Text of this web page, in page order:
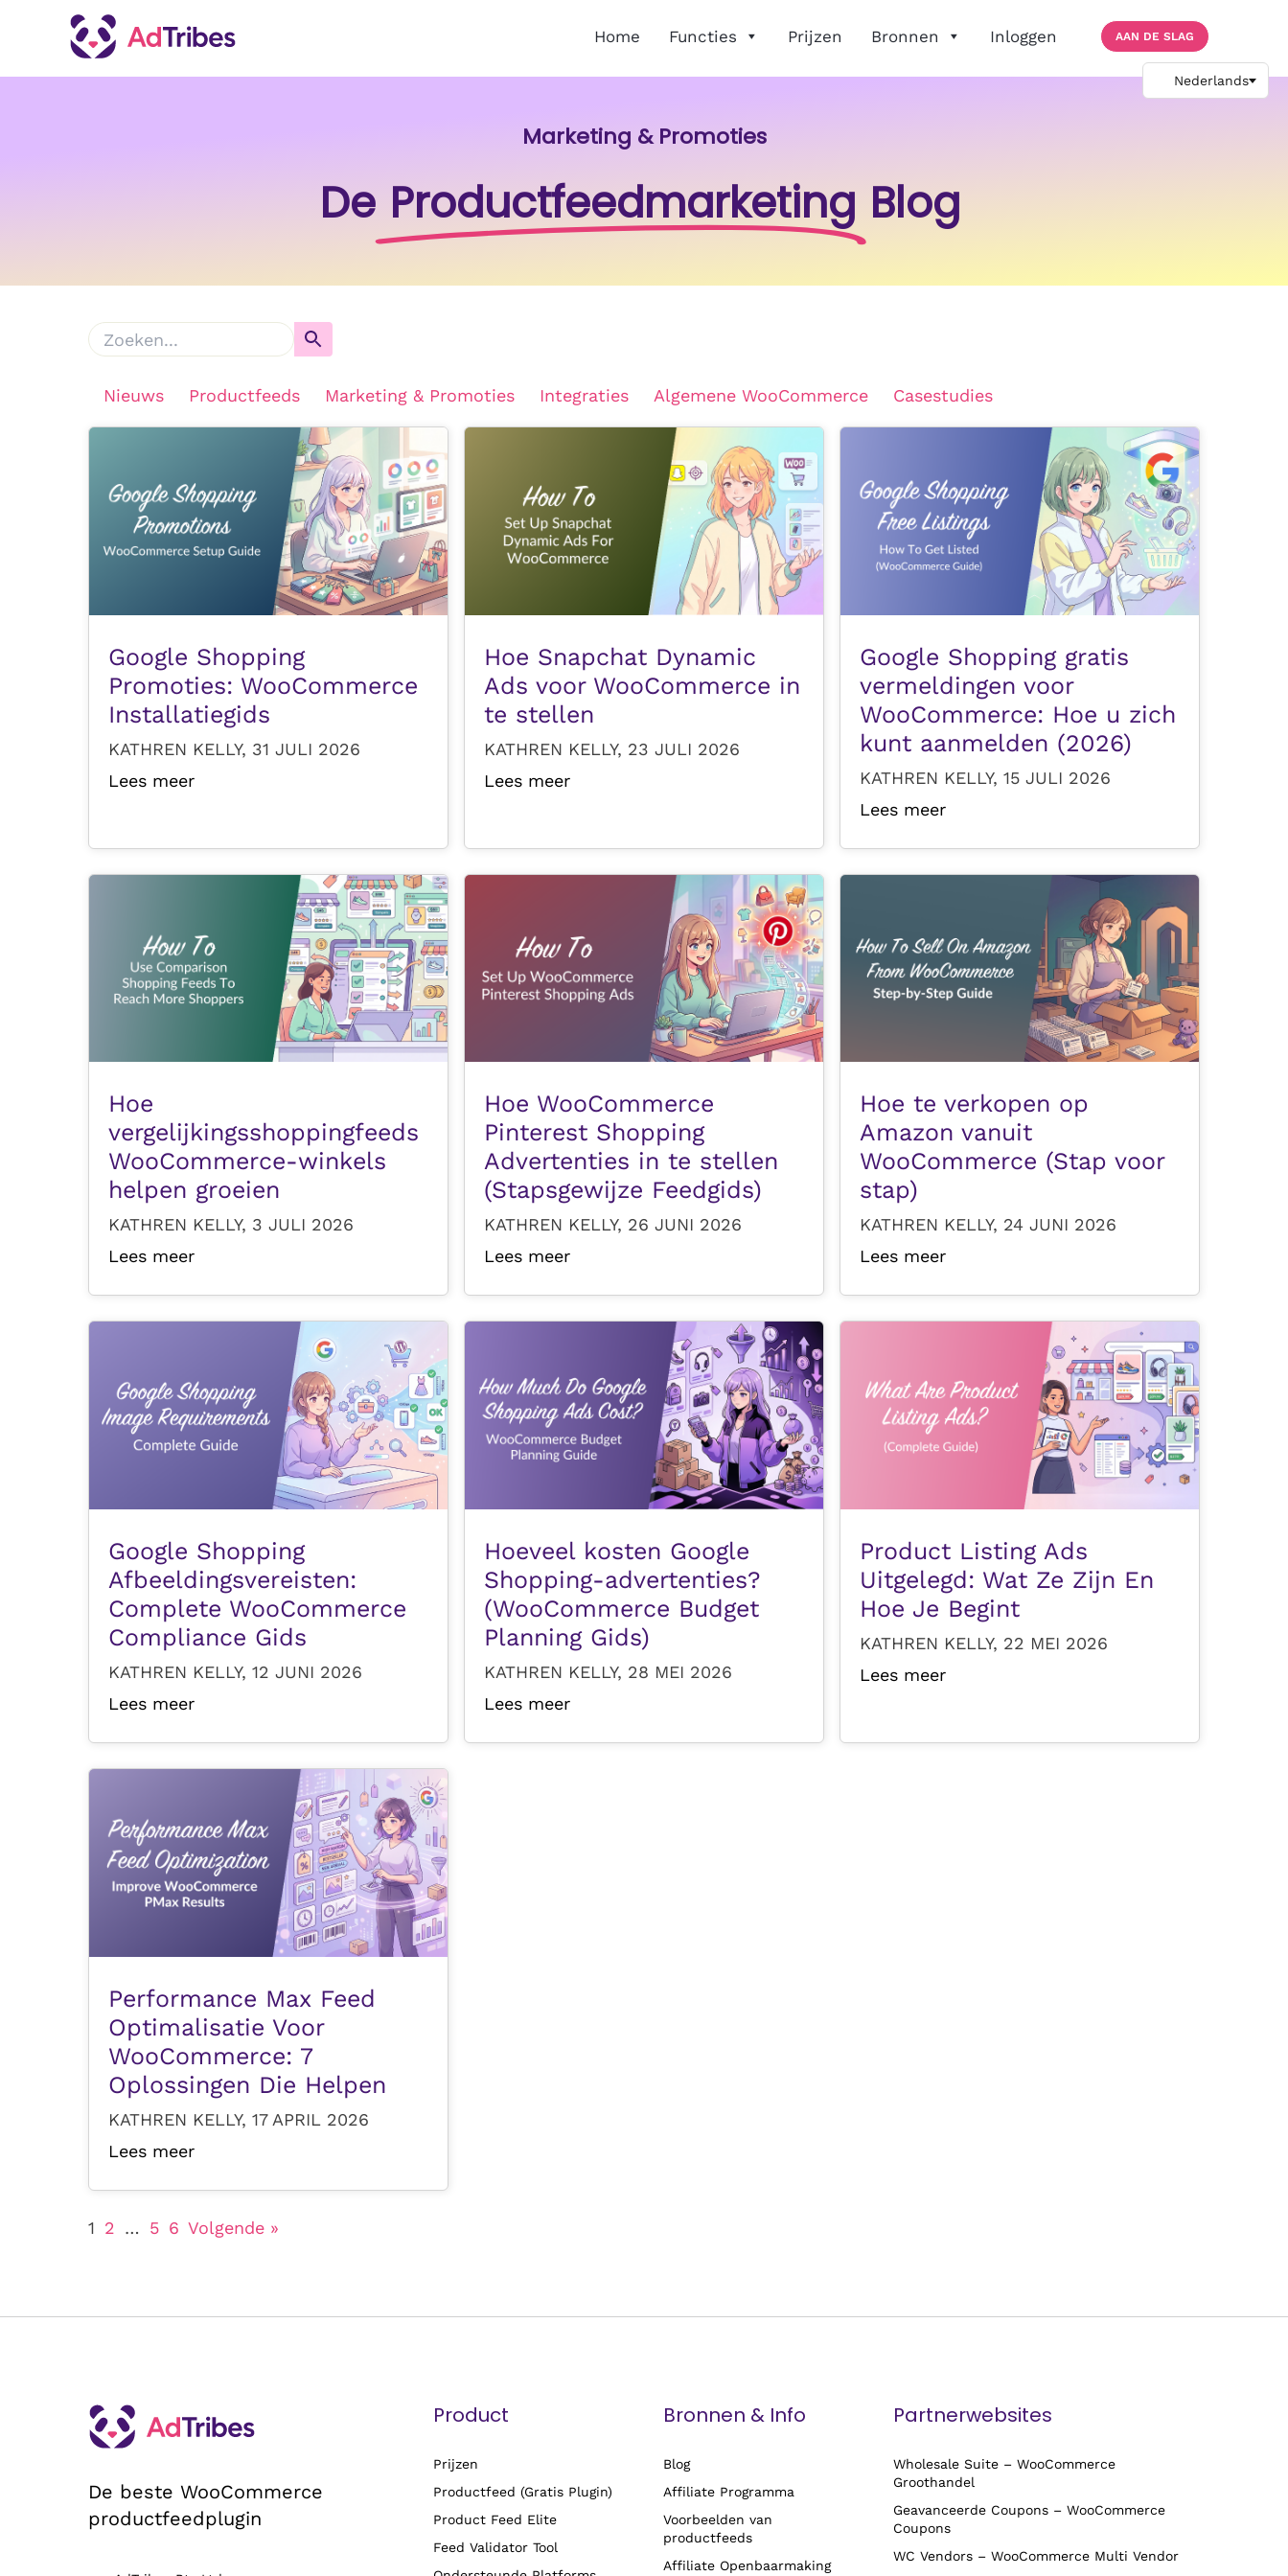
Home Functies Prijzen Bronnen Inloggen AAN DE SLAG
Marketing & Promoties
De Productfeedmarketing Blog
Nieuws Productfeeds Marketing & Promoties Integraties Algemene WooCommerce Casestudies
Google Shopping
Promoties: WooCommerce
Installatiegids
KATHREN KELLY, 31 JULI 2026
Lees meer
Hoe Snapchat Dynamic
Ads voor WooCommerce in
te stellen
KATHREN KELLY, 23 JULI 2026
Lees meer
Google Shopping gratis
vermeldingen voor
WooCommerce: Hoe u zich
kunt aanmelden (2026)
KATHREN KELLY, 15 JULI 2026
Lees meer
Hoe
vergelijkingsshoppingfeeds
WooCommerce-winkels
helpen groeien
KATHREN KELLY, 3 JULI 2026
Lees meer
Hoe WooCommerce
Pinterest Shopping
Advertenties in te stellen
(Stapsgewijze Feedgids)
KATHREN KELLY, 26 JUNI 2026
Lees meer
Hoe te verkopen op
Amazon vanuit
WooCommerce (Stap voor
stap)
KATHREN KELLY, 24 JUNI 2026
Lees meer
Google Shopping
Afbeeldingsvereisten:
Complete WooCommerce
Compliance Gids
KATHREN KELLY, 12 JUNI 2026
Lees meer
Hoeveel kosten Google
Shopping-advertenties?
(WooCommerce Budget
Planning Gids)
KATHREN KELLY, 28 MEI 2026
Lees meer
Product Listing Ads
Uitgelegd: Wat Ze Zijn En
Hoe Je Begint
KATHREN KELLY, 22 MEI 2026
Lees meer
Performance Max Feed
Optimalisatie Voor
WooCommerce: 7
Oplossingen Die Helpen
KATHREN KELLY, 17 APRIL 2026
Lees meer
1 2 … 5 6 Volgende »
De beste WooCommerce
productfeedplugin
Product
Prijzen
Productfeed (Gratis Plugin)
Product Feed Elite
Feed Validator Tool
Bronnen & Info
Blog
Affiliate Programma
Voorbeelden van
productfeeds
Affiliate Openbaarmaking
Partnerwebsites
Wholesale Suite – WooCommerce
Groothandel
Geavanceerde Coupons – WooCommerce
Coupons
WC Vendors – WooCommerce Multi Vendor